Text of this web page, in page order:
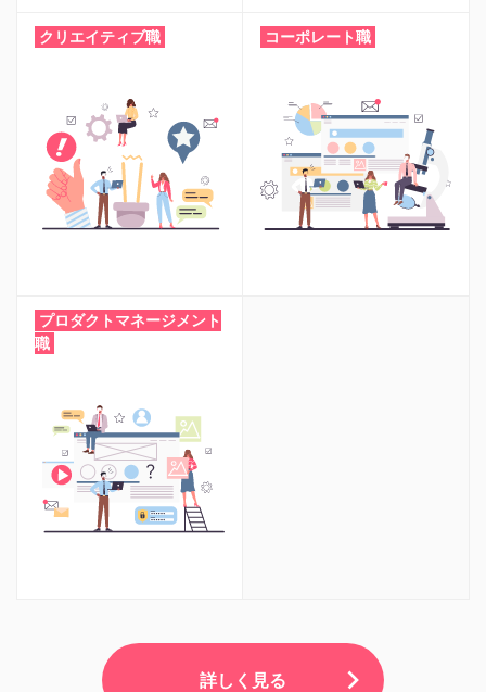
クリエイティブ職 コーポレート職
プロダクトマネージメント
職
詳しく見る